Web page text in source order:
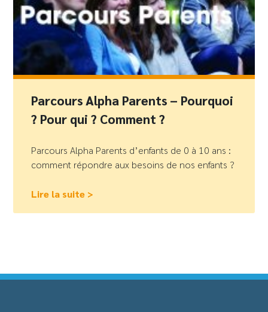
Parcours Alpha Parents – Pourquoi
? Pour qui ? Comment ?
Parcours Alpha Parents d’enfants de 0 à 10 ans :
comment répondre aux besoins de nos enfants ?
Lire la suite >